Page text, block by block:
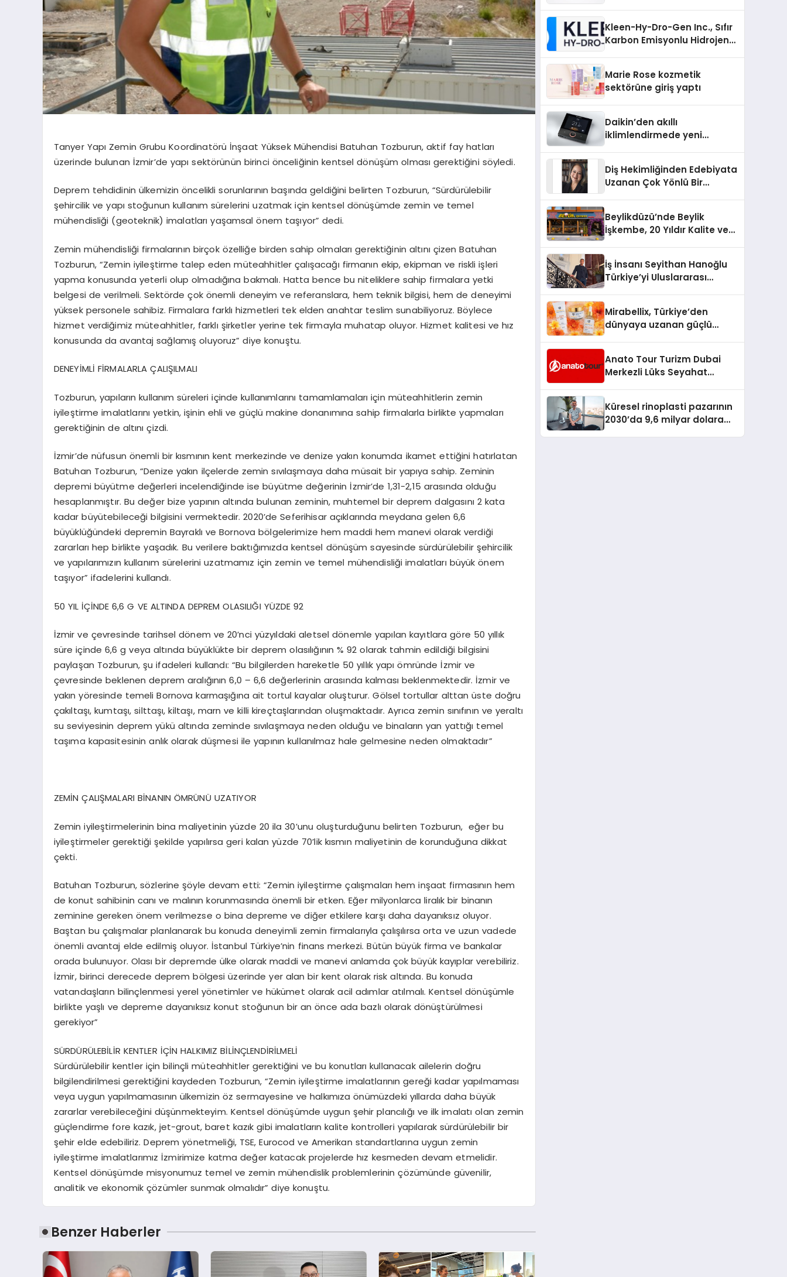
Tanyer Yapı Zemin Grubu Koordinatörü İnşaat Yüksek Mühendisi Batuhan Tozburun, aktif fay hatları
üzerinde bulunan İzmir’de yapı sektörünün birinci önceliğinin kentsel dönüşüm olması gerektiğini söyledi.
Deprem tehdidinin ülkemizin öncelikli sorunlarının başında geldiğini belirten Tozburun, “Sürdürülebilir
şehircilik ve yapı stoğunun kullanım sürelerini uzatmak için kentsel dönüşümde zemin ve temel
mühendisliği (geoteknik) imalatları yaşamsal önem taşıyor” dedi.
Zemin mühendisliği firmalarının birçok özelliğe birden sahip olmaları gerektiğinin altını çizen Batuhan
Tozburun, “Zemin iyileştirme talep eden müteahhitler çalışacağı firmanın ekip, ekipman ve riskli işleri
yapma konusunda yeterli olup olmadığına bakmalı. Hatta bence bu niteliklere sahip firmalara yetki
belgesi de verilmeli. Sektörde çok önemli deneyim ve referanslara, hem teknik bilgisi, hem de deneyimi
yüksek personele sahibiz. Firmalara farklı hizmetleri tek elden anahtar teslim sunabiliyoruz. Böylece
hizmet verdiğimiz müteahhitler, farklı şirketler yerine tek firmayla muhatap oluyor. Hizmet kalitesi ve hız
konusunda da avantaj sağlamış oluyoruz” diye konuştu.
DENEYİMLİ FİRMALARLA ÇALIŞILMALI
Tozburun, yapıların kullanım süreleri içinde kullanımlarını tamamlamaları için müteahhitlerin zemin
iyileştirme imalatlarını yetkin, işinin ehli ve güçlü makine donanımına sahip firmalarla birlikte yapmaları
gerektiğinin de altını çizdi.
İzmir’de nüfusun önemli bir kısmının kent merkezinde ve denize yakın konumda ikamet ettiğini hatırlatan
Batuhan Tozburun, “Denize yakın ilçelerde zemin sıvılaşmaya daha müsait bir yapıya sahip. Zeminin
depremi büyütme değerleri incelendiğinde ise büyütme değerinin İzmir’de 1,31-2,15 arasında olduğu
hesaplanmıştır. Bu değer bize yapının altında bulunan zeminin, muhtemel bir deprem dalgasını 2 kata
kadar büyütebileceği bilgisini vermektedir. 2020’de Seferihisar açıklarında meydana gelen 6,6
büyüklüğündeki depremin Bayraklı ve Bornova bölgelerimize hem maddi hem manevi olarak verdiği
zararları hep birlikte yaşadık. Bu verilere baktığımızda kentsel dönüşüm sayesinde sürdürülebilir şehircilik
ve yapılarımızın kullanım sürelerini uzatmamız için zemin ve temel mühendisliği imalatları büyük önem
taşıyor” ifadelerini kullandı.
50 YIL İÇİNDE 6,6 G VE ALTINDA DEPREM OLASILIĞI YÜZDE 92
İzmir ve çevresinde tarihsel dönem ve 20’nci yüzyıldaki aletsel dönemle yapılan kayıtlara göre 50 yıllık
süre içinde 6,6 g veya altında büyüklükte bir deprem olasılığının % 92 olarak tahmin edildiği bilgisini
paylaşan Tozburun, şu ifadeleri kullandı: “Bu bilgilerden hareketle 50 yıllık yapı ömründe İzmir ve
çevresinde beklenen deprem aralığının 6,0 – 6,6 değerlerinin arasında kalması beklenmektedir. İzmir ve
yakın yöresinde temeli Bornova karmaşığına ait tortul kayalar oluşturur. Gölsel tortullar alttan üste doğru
çakıltaşı, kumtaşı, silttaşı, kiltaşı, marn ve killi kireçtaşlarından oluşmaktadır. Ayrıca zemin sınıfının ve yeraltı
su seviyesinin deprem yükü altında zeminde sıvılaşmaya neden olduğu ve binaların yan yattığı temel
taşıma kapasitesinin anlık olarak düşmesi ile yapının kullanılmaz hale gelmesine neden olmaktadır”
ZEMİN ÇALIŞMALARI BİNANIN ÖMRÜNÜ UZATIYOR
Zemin iyileştirmelerinin bina maliyetinin yüzde 20 ila 30’unu oluşturduğunu belirten Tozburun, eğer bu
iyileştirmeler gerektiği şekilde yapılırsa geri kalan yüzde 70’lik kısmın maliyetinin de korunduğuna dikkat
çekti.
Batuhan Tozburun, sözlerine şöyle devam etti: “Zemin iyileştirme çalışmaları hem inşaat firmasının hem
de konut sahibinin canı ve malının korunmasında önemli bir etken. Eğer milyonlarca liralık bir binanın
zeminine gereken önem verilmezse o bina depreme ve diğer etkilere karşı daha dayanıksız oluyor.
Baştan bu çalışmalar planlanarak bu konuda deneyimli zemin firmalarıyla çalışılırsa orta ve uzun vadede
önemli avantaj elde edilmiş oluyor. İstanbul Türkiye’nin finans merkezi. Bütün büyük firma ve bankalar
orada bulunuyor. Olası bir depremde ülke olarak maddi ve manevi anlamda çok büyük kayıplar verebiliriz.
İzmir, birinci derecede deprem bölgesi üzerinde yer alan bir kent olarak risk altında. Bu konuda
vatandaşların bilinçlenmesi yerel yönetimler ve hükümet olarak acil adımlar atılmalı. Kentsel dönüşümle
birlikte yaşlı ve depreme dayanıksız konut stoğunun bir an önce ada bazlı olarak dönüştürülmesi
gerekiyor”
SÜRDÜRÜLEBİLİR KENTLER İÇİN HALKIMIZ BİLİNÇLENDİRİLMELİ
Sürdürülebilir kentler için bilinçli müteahhitler gerektiğini ve bu konutları kullanacak ailelerin doğru
bilgilendirilmesi gerektiğini kaydeden Tozburun, “Zemin iyileştirme imalatlarının gereği kadar yapılmaması
veya uygun yapılmamasının ülkemizin öz sermayesine ve halkımıza önümüzdeki yıllarda daha büyük
zararlar verebileceğini düşünmekteyim. Kentsel dönüşümde uygun şehir plancılığı ve ilk imalatı olan zemin
güçlendirme fore kazık, jet-grout, baret kazık gibi imalatların kalite kontrolleri yapılarak sürdürülebilir bir
şehir elde edebiliriz. Deprem yönetmeliği, TSE, Eurocod ve Amerikan standartlarına uygun zemin
iyileştirme imalatlarımız İzmirimize katma değer katacak projelerde hız kesmeden devam etmelidir.
Kentsel dönüşümde misyonumuz temel ve zemin mühendislik problemlerinin çözümünde güvenilir,
analitik ve ekonomik çözümler sunmak olmalıdır” diye konuştu.
Benzer Haberler
Kleen-Hy-Dro-Gen Inc., Sıfır
Karbon Emisyonlu Hidrojen
Aldı
Marie Rose kozmetik
sektörüne giriş yaptı
Daikin’den akıllı
iklimlendirmede yeni
Diş Hekimliğinden Edebiyata
Uzanan Çok Yönlü Bir
Beylikdüzü’nde Beylik
İşkembe, 20 Yıldır Kalite ve
İş İnsanı Seyithan Hanoğlu
Türkiye’yi Uluslararası
Mirabellix, Türkiye’den
dünyaya uzanan güçlü
Anato Tour Turizm Dubai
Merkezli Lüks Seyahat
Küresel rinoplasti pazarının
2030’da 9,6 milyar dolara